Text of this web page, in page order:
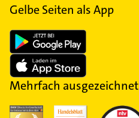
Gelbe Seiten als App
Mehrfach ausgezeichnet